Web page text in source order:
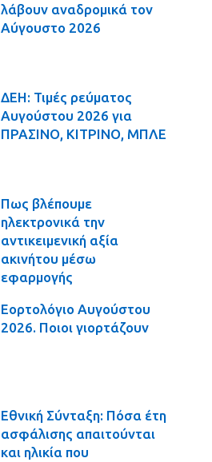
λάβουν αναδρομικά τον
Αύγουστο 2026
ΔΕΗ: Τιμές ρεύματος
Αυγούστου 2026 για
ΠΡΑΣΙΝΟ, ΚΙΤΡΙΝΟ, ΜΠΛΕ
Πως βλέπουμε
ηλεκτρονικά την
αντικειμενική αξία
ακινήτου μέσω
εφαρμογής
Εορτολόγιο Αυγούστου
2026. Ποιοι γιορτάζουν
Εθνική Σύνταξη: Πόσα έτη
ασφάλισης απαιτούνται
και ηλικία που